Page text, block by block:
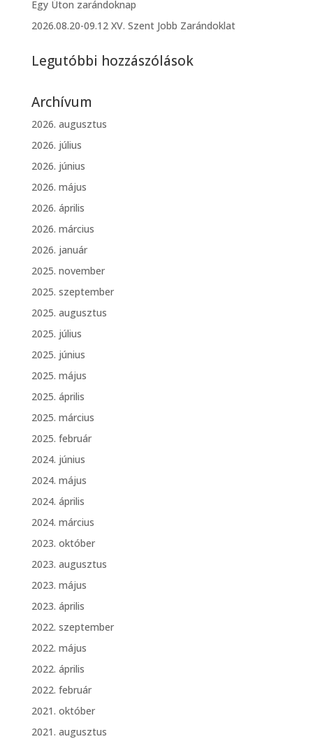
Egy Úton zarándoknap
2026.08.20-09.12 XV. Szent Jobb Zarándoklat
Legutóbbi hozzászólások
Archívum
2026. augusztus
2026. július
2026. június
2026. május
2026. április
2026. március
2026. január
2025. november
2025. szeptember
2025. augusztus
2025. július
2025. június
2025. május
2025. április
2025. március
2025. február
2024. június
2024. május
2024. április
2024. március
2023. október
2023. augusztus
2023. május
2023. április
2022. szeptember
2022. május
2022. április
2022. február
2021. október
2021. augusztus